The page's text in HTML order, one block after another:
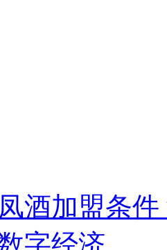
酒加盟条件
字经济